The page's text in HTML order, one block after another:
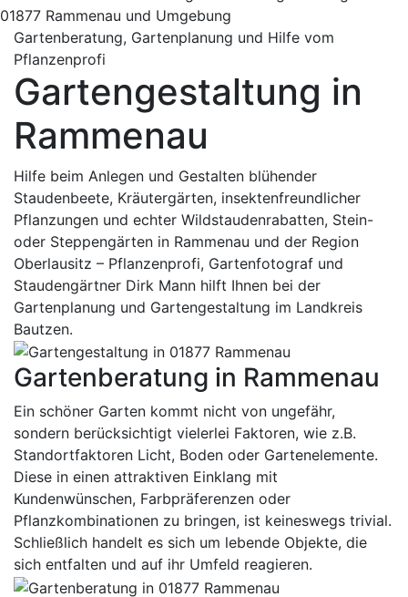
Gartenberatung, Gartenplanung und Hilfe vom
Pflanzenprofi
Gartengestaltung in
Rammenau
Hilfe beim Anlegen und Gestalten blühender
Staudenbeete, Kräutergärten, insektenfreundlicher
Pflanzungen und echter Wildstaudenrabatten, Stein-
oder Steppengärten in Rammenau und der Region
Oberlausitz – Pflanzenprofi, Gartenfotograf und
Staudengärtner Dirk Mann hilft Ihnen bei der
Gartenplanung und Gartengestaltung im Landkreis
Bautzen.
Gartenberatung in Rammenau
Ein schöner Garten kommt nicht von ungefähr,
sondern berücksichtigt vielerlei Faktoren, wie z.B.
Standortfaktoren Licht, Boden oder Gartenelemente.
Diese in einen attraktiven Einklang mit
Kundenwünschen, Farbpräferenzen oder
Pflanzkombinationen zu bringen, ist keineswegs trivial.
Schließlich handelt es sich um lebende Objekte, die
sich entfalten und auf ihr Umfeld reagieren.